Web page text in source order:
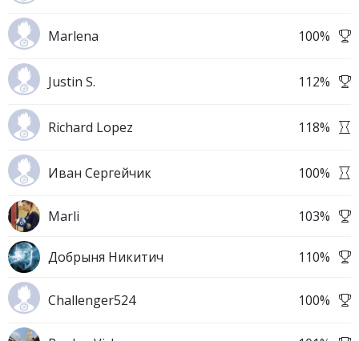
Marlena 100%
Justin S. 112%
Richard Lopez 118%
Иван Сергейчик 100%
Marli 103%
Добрыня Никитич 110%
Challenger524 100%